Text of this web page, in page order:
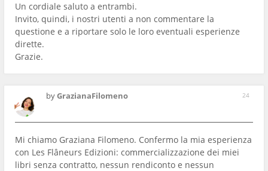
Un cordiale saluto a entrambi.
Invito, quindi, i nostri utenti a non commentare la
questione e a riportare solo le loro eventuali esperienze
dirette.
Grazie.
24
byGrazianaFilomeno
Mi chiamo Graziana Filomeno. Confermo la mia esperienza
con Les Flâneurs Edizioni: commercializzazione dei miei
libri senza contratto, nessun rendiconto e nessun